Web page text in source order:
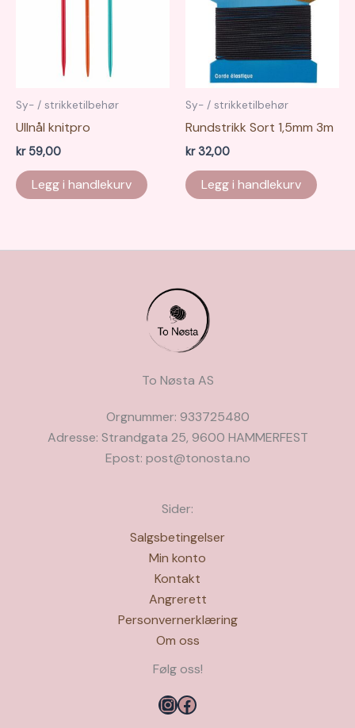
Sy- / strikketilbehør
Ullnål knitpro
kr59,00
Legg i handlekurv
Sy- / strikketilbehør
Rundstrikk Sort 1,5mm 3m
kr32,00
Legg i handlekurv
To Nøsta AS
Orgnummer: 933725480
Adresse: Strandgata 25, 9600 HAMMERFEST
Epost: post@tonosta.no
Sider:
Salgsbetingelser
Min konto
Kontakt
Angrerett
Personvernerklæring
Om oss
Følg oss!
Instagram
Facebook